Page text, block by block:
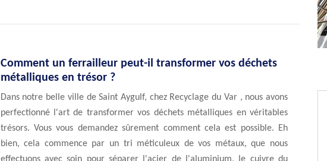
Comment un ferrailleur peut-il transformer vos déchets
métalliques en trésor ?
Dans notre belle ville de Saint Aygulf, chez Recyclage du Var , nous avons
perfectionné l'art de transformer vos déchets métalliques en véritables
trésors. Vous vous demandez sûrement comment cela est possible. Eh
bien, cela commence par un tri méticuleux de vos métaux, que nous